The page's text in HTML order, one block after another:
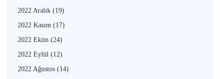
2022 Aralık (19)
2022 Kasım (17)
2022 Ekim (24)
2022 Eylül (12)
2022 Ağustos (14)